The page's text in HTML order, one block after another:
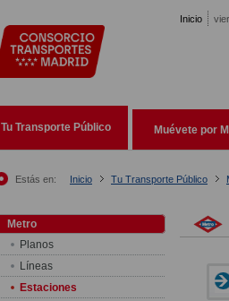
Inicio
Tu Transporte Público Muévete por
Estás en: Inicio Tu Transporte Público
Metro
Planos
Líneas
Estaciones